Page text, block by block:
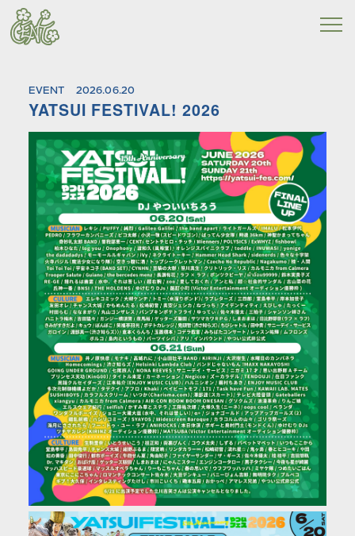
EVENT 2026.06.20
YATSUI FESTIVAL! 2026